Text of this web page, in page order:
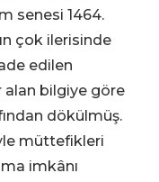
senesi 1464.
çok ilerisinde
edilen
bilgiye göre
dökülmüş.
müttefikleri
imkânı